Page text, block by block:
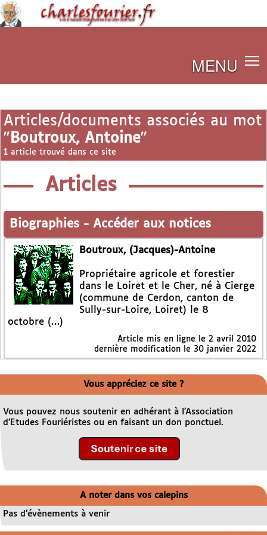
MENU
Articles/documents associés au mot
" Boutroux, Antoine"
1 article trouvé dans ce site
Articles
Biographies - Accéder aux notices
Boutroux, (Jacques)-Antoine
Propriétaire agricole et forestier
dans le Loiret et le Cher, né à Cierge
(commune de Cerdon, canton de
Sully-sur-Loire, Loiret) le 8
octobre (…)
Article mis en ligne le 2 avril 2010
dernière modification le 30 janvier 2022
Vous appréciez ce site ?
Vous pouvez nous soutenir en adhérant à l’Association
d’Etudes Fouriéristes ou en faisant un don ponctuel.
A noter dans vos calepins
Pas d’évènements à venir